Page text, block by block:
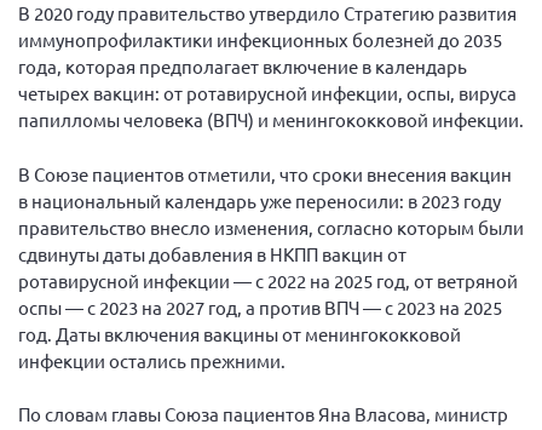
В 2020 году правительство утвердило Стратегию развития
иммунопрофилактики инфекционных болезней до 2035
года, которая предполагает включение в календарь
четырех вакцин: от ротавирусной инфекции, оспы, вируса
папилломы человека (ВПЧ) и менингококковой инфекции.
В Союзе пациентов отметили, что сроки внесения вакцин
в национальный календарь уже переносили: в 2023 году
правительство внесло изменения, согласно которым были
сдвинуты даты добавления в НКПП вакцин от
ротавирусной инфекции — с 2022 на 2025 год, от ветряной
оспы — с 2023 на 2027 год, а против ВПЧ — с 2023 на 2025
год. Даты включения вакцины от менингококковой
инфекции остались прежними.
По словам главы Союза пациентов Яна Власова, министр